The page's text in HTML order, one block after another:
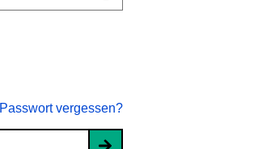
Passwort vergessen?